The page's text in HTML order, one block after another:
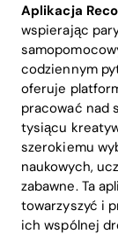
Aplikacja
wspierając
codziennym
oferuje
pracować nad
tysiącu
szerokiemu
naukowych,
zabawne. Ta
towarzyszyć i
ich wspólnej